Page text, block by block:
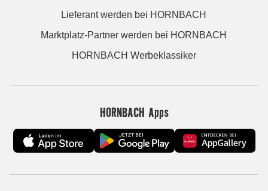
Lieferant werden bei HORNBACH
Marktplatz-Partner werden bei HORNBACH
HORNBACH Werbeklassiker
HORNBACH Apps